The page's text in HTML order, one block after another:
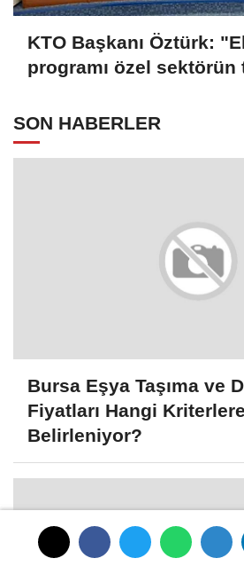
KTO Başkanı Öztürk:
programı özel sektörün
SON HABERLER
Bursa Eşya Taşıma ve
Fiyatları Hangi
Belirleniyor?